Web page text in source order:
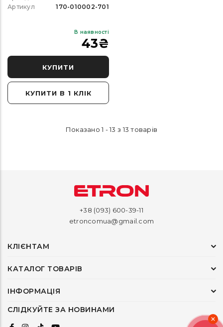
Артикул
170-010002-701
В наявності
43₴
КУПИТИ
КУПИТИ В 1 КЛІК
Показано 1 - 13 з 13 товарів
+38 (093) 600-39-11
etroncomua@gmail.com
КЛІЄНТАМ
КАТАЛОГ ТОВАРІВ
ІНФОРМАЦІЯ
СЛІДКУЙТЕ ЗА НОВИНАМИ